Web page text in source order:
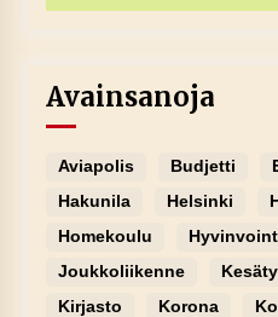
Avainsanoja
Aviapolis Budjetti
Hakunila
Helsinki
Homekoulu
Joukkoliikenne
Kirjasto
Korona